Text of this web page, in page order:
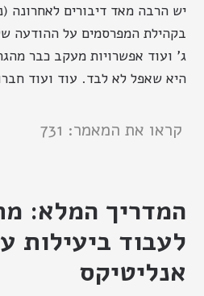
בקהילת המפרסמים על ההודעה
היא שאפל לא לבד. עוד ועוד
קראו את המאמר: 731
המדריך המלא:
לעבוד ביעילות
אנליטיקס